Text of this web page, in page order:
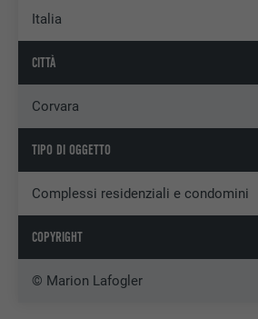
Italia
CITTÀ
Corvara
TIPO DI OGGETTO
Complessi residenziali e condomini
COPYRIGHT
© Marion Lafogler